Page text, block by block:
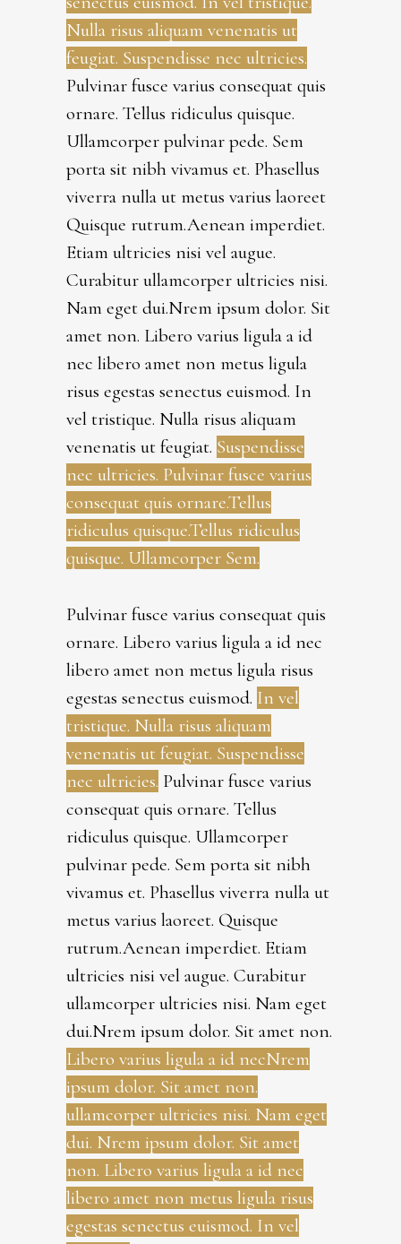
Nulla risus aliquam venenatis ut
feugiat. Suspendisse nec ultricies.
Pulvinar fusce varius consequat quis
ornare. Tellus ridiculus quisque.
Ullamcorper pulvinar pede. Sem
porta sit nibh vivamus et. Phasellus
viverra nulla ut metus varius laoreet
Quisque rutrum.Aenean imperdiet.
Etiam ultricies nisi vel augue.
Curabitur ullamcorper ultricies nisi.
Nam eget dui.Nrem ipsum dolor. Sit
amet non. Libero varius ligula a id
nec libero amet non metus ligula
risus egestas senectus euismod. In
vel tristique. Nulla risus aliquam
venenatis ut feugiat. Suspendisse
nec ultricies. Pulvinar fusce varius
consequat quis ornare.Tellus
ridiculus quisque.Tellus ridiculus
quisque. Ullamcorper Sem.
Pulvinar fusce varius consequat quis
ornare. Libero varius ligula a id nec
libero amet non metus ligula risus
egestas senectus euismod. In vel
tristique. Nulla risus aliquam
venenatis ut feugiat. Suspendisse
nec ultricies. Pulvinar fusce varius
consequat quis ornare. Tellus
ridiculus quisque. Ullamcorper
pulvinar pede. Sem porta sit nibh
vivamus et. Phasellus viverra nulla ut
metus varius laoreet. Quisque
rutrum.Aenean imperdiet. Etiam
ultricies nisi vel augue. Curabitur
ullamcorper ultricies nisi. Nam eget
dui.Nrem ipsum dolor. Sit amet non.
Libero varius ligula a id necNrem
ipsum dolor. Sit amet non.
ullamcorper ultricies nisi. Nam eget
dui. Nrem ipsum dolor. Sit amet
non. Libero varius ligula a id nec
libero amet non metus ligula risus
egestas senectus euismod. In vel